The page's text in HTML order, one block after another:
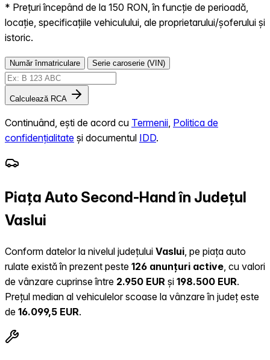
* Prețuri începând de la 150 RON, în funcție de perioadă,
locație, specificațiile vehiculului, ale proprietarului/șoferului și
istoric.
Număr înmatriculare Serie caroserie (VIN)
Calculează RCA
Continuând, ești de acord cu Termenii Politica de
confidențialitate și documentul IDD.
Piața Auto Second-Hand în Județul
Vaslui
Conform datelor la nivelul județului Vaslui , pe piața auto
rulate există în prezent peste 126 anunțuri active , cu valori
de vânzare cuprinse între 2.950 EUR și 198.500 EUR.
Prețul median al vehiculelor scoase la vânzare în județ este
de 16.099,5 EUR.